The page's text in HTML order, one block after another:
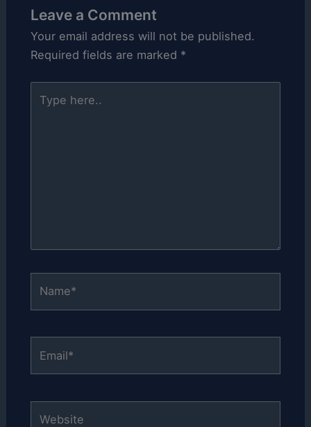
Leave a Comment
Your email address will not be published.
Required fields are marked *
here..